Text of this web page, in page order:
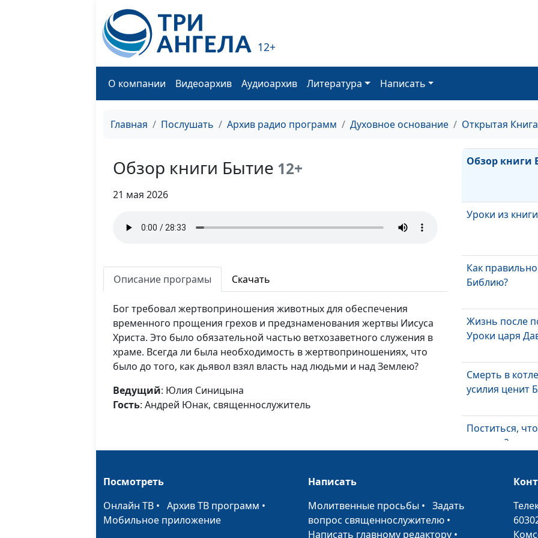
12+
О компании Видеоархив Аудиоархив Литература Написать
Главная Послушать Архив радио программ Духовное основание Открытая Книга
Обзор книги Бытие 12+
21 мая 2026
Описание програмы Скачать
Бог требовал жертвоприношения животных для обеспечения
временного прощения грехов и предзнаменования жертвы Иисуса
Христа. Это было обязательной частью ветхозаветного служения в
храме. Всегда ли была необходимость в жертвоприношениях, что
было до того, как дьявол взял власть над людьми и над Землею?
Ведущий: Юлия Синицына
Гость: Андрей Юнак, священнослужитель
церковь?
Обзор книги
Уроки из
Как
Библию?
Жизнь после
Уроки царя
Смерть в
усилия ценит
Поститься,
ответил?
Пасха наша –
Что такое
Посмотреть
Онлайн ТВ • Архив ТВ программ •
Мобильное приложение
Написать
Молитвенные просьбы •Задать
вопрос священнослужителю •
Написать главному редактору •